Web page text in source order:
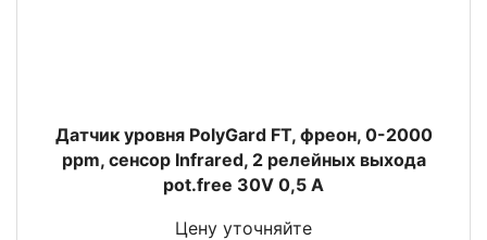
Датчик уровня PolyGard FT, фреон, 0-2000
ppm, сенсор Infrared, 2 релейных выхода
pot.free 30V 0,5 A
Цену уточняйте